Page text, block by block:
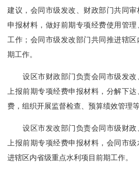
建议，会同市级发改、财政部门共同审
申报材料， 做好前期专项经费使用管理
工作；会同市级发改部门共同推进辖区
期工作。
设区市财政部门负责会同市级发改
上报前期专项经费申报材料， 分解下达
费，组织开展监督检查、预算绩效管理等
设区市发改部门负责会同市级财政
上报前期专项经费申报材料， 会同市级
进辖区内省级重点水利项目前期工作。